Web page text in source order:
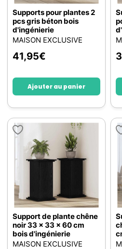
Supports pour plantes 2
pcs gris béton bois
d'ingénierie
MAISON EXCLUSIVE
41,95€
Ajouter au panier
Support de plante chêne
noir 33 x 33 x 60 cm
bois d'ingénierie
MAISON EXCLUSIVE